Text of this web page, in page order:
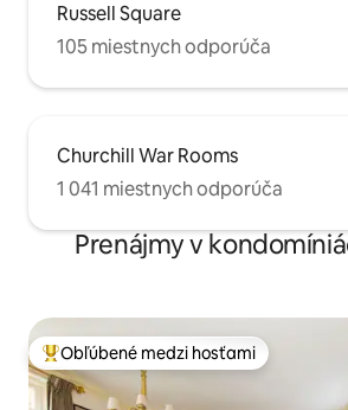
Russell Square
105 miestnych odporúča
Churchill War Rooms
1 041 miestnych odporúča
Prenájmy v
Najobľúbenejšie medzi hosťami
Obľúbené medzi hosťami